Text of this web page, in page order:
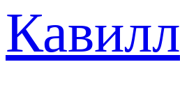
Кавилл